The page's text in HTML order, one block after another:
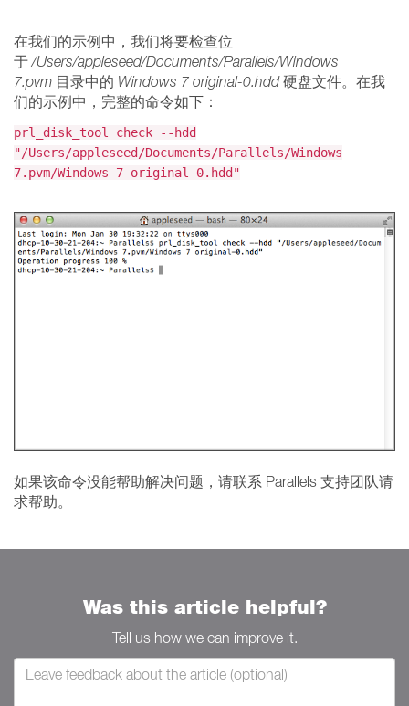
在我们的示例中，我们将要检查位
于/Users/appleseed/Documents/Parallels/Windows
7.pvm 目录中的 Windows 7 original-0.hdd硬盘文件。在我
们的示例中，完整的命令如下：
prl_disk_tool check --hdd
"/Users/appleseed/Documents/Parallels/Windows
7.pvm/Windows 7 original-0.hdd"
如果该命令没能帮助解决问题，请联系 Parallels 支持团队请
求帮助。
Was this article helpful?
Tell us how we can improve it.